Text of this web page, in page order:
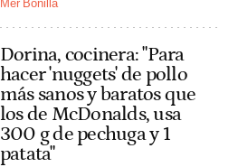
Mer Bonilla
Dorina, cocinera: "Para
hacer 'nuggets' de pollo
más sanos y baratos que
los de McDonalds, usa
300 g de pechuga y 1
patata"